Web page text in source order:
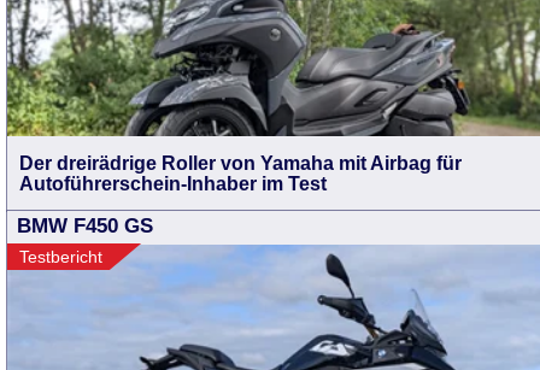
Der dreirädrige Roller von Yamaha mit Airbag für
Autoführerschein-Inhaber im Test
BMW F450 GS
Testbericht